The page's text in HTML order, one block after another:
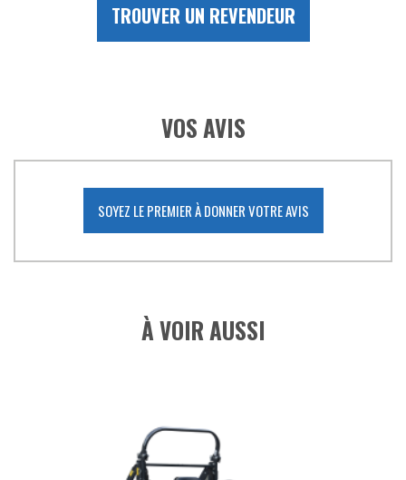
TROUVER UN REVENDEUR
VOS AVIS
SOYEZ LE PREMIER À DONNER VOTRE AVIS
À VOIR AUSSI